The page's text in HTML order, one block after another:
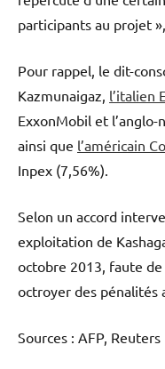
participants au projet
Pour rappel, le dit-
Kazmunaigaz, l’italien
ExxonMobil et l’anglo-
ainsi que l’américain
Inpex (7,56%).
Selon un accord
exploitation de
octobre 2013, faute
octroyer des pénalités
Sources : AFP, Reuters